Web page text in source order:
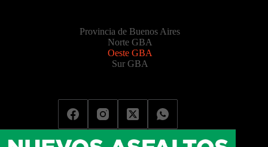
Provincia de Buenos Aires
Norte GBA
Oeste GBA
Sur GBA